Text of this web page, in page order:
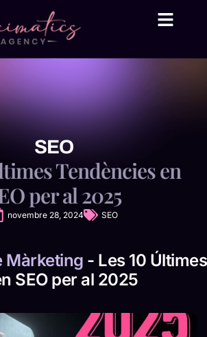
SEO
Tendències en
per al 2025
novembre 28, 2024 SEO
Màrketing - Les 10 Últimes
SEO per al 2025
AI